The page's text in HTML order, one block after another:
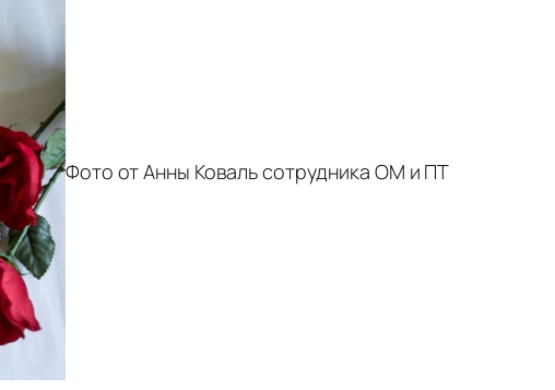
Фото от Анны Коваль сотрудника ОМ и ПТ